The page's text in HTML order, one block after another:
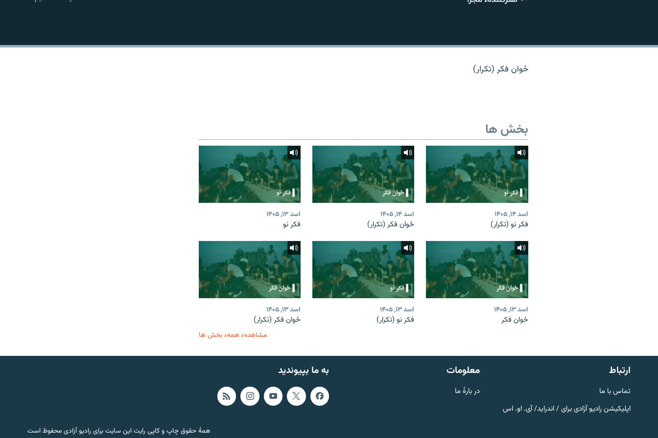
به ما بپیوندید
همۀ سایت‌های رادیو آزادی/ رادیو
EMBED
ځوان فکر (تکرار)
بخش ها
اسد ۱۴, ۱۴۰۵
فکر نو (تکرار)
اسد ۱۴, ۱۴۰۵
ځوان فکر (تکرار)
اسد ۱۳, ۱۴۰۵
فکر نو
اسد ۱۳, ۱۴۰۵
ځوان فکر
اسد ۱۳, ۱۴۰۵
فکر نو (تکرار)
اسد ۱۳, ۱۴۰۵
ځوان فکر (تکرار)
مشاهدهء همهء بخش ها
به ما بپیوندید ارتباط
تماس با ما
اپلیکیشن رادیو آزادی برای / اندراید/ آی. او. اس
معلومات
در بارۀ ما
همۀ حقوق چاپ و کاپی رایت این سایت برای رادیو آزادی محفوظ است